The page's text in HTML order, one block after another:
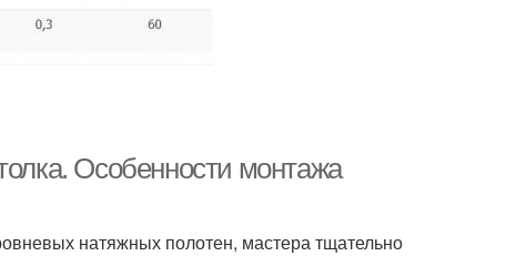
Особенности монтажа
натяжных полотен, мастера тщательно